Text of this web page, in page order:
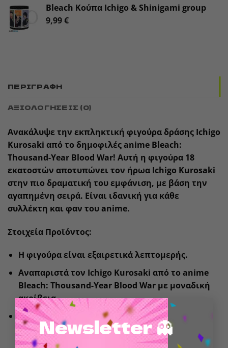
Newsletter 👻
Bleach Κούπα Ichigo & Shinigami group
9,99€
ΠΕΡΙΓΡΑΦΉ
ΑΞΙΟΛΟΓΉΣΕΙΣ (0)
Ανακάλυψε την εκπληκτική φιγούρα δράσης Ichigo
Kurosaki από το δημοφιλές anime Bleach:
Thousand-Year Blood War! Αυτή η φιγούρα 18
εκατοστών αποτυπώνει τον ήρωα Ichigo Kurosaki
στην πιο δραματική του εμφάνιση, με βάση την
αγαπημένη σειρά. Είναι ιδανική για κάθε
συλλέκτη και φαν του anime.
Στοιχεία Προϊόντος:
Η φιγούρα είναι εξαιρετικά λεπτομερής.
Αναπαριστά τον Ichigo Kurosaki από το anime
Bleach: Thousand-Year Blood War με μοναδική
ακρίβεια.
Εξαιρετική κινητικότητα: Διαθέτει Ultra
Articulation, με 22 κινούμενα μέρη, για πλήρη
ευχέρεια στις πόζες.